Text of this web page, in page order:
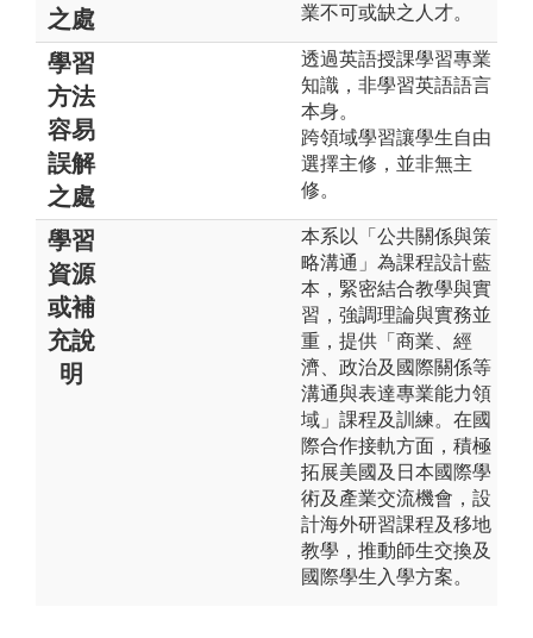
之處
業不可或缺之人才。
學習
方法
容易
誤解
之處
透過英語授課學習專業
知識，非學習英語語言
本身。
跨領域學習讓學生自由
選擇主修，並非無主
修。
學習
資源
或補
充說
明
本系以「公共關係與策
略溝通」為課程設計藍
本，緊密結合教學與實
習，強調理論與實務並
重，提供「商業、經
濟、政治及國際關係等
溝通與表達專業能力領
域」課程及訓練。在國
際合作接軌方面，積極
拓展美國及日本國際學
術及產業交流機會，設
計海外研習課程及移地
教學，推動師生交換及
國際學生入學方案。